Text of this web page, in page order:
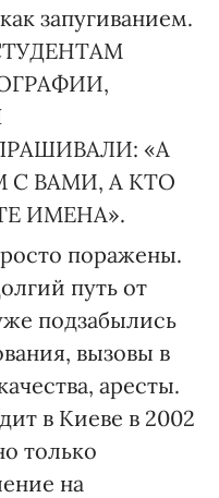
запугиванием.
«А
С ВАМИ, А КТО
ИМЕНА».
поражены.
путь от
подзабылись
вызовы в
аресты.
в Киеве в 2002
только
на